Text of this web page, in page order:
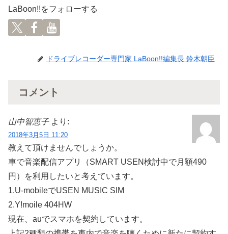
LaBoon!!をフォローする
ドライブレコーダー専門家 LaBoon!!編集長 鈴木朝臣
コメント
山中智恵子 より:
2018年3月5日 11:20
教えて頂けませんでしょうか。
車で音楽配信アプリ（SMART USEN検討中で月額490
円）を利用したいと考えています。
1.U-mobileでUSEN MUSIC SIM
2.Y!moile 404HW
現在、auでスマホを契約しています。